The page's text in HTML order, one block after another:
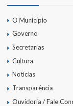
O Município
Governo
Secretarias
Cultura
Notícias
Transparência
Ouvidoria / Fale